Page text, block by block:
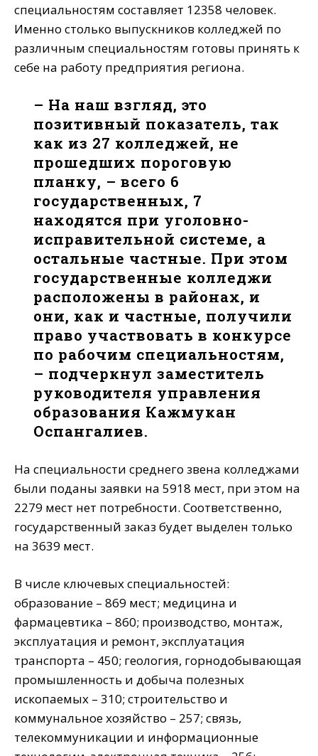
специальностям составляет 12358 человек.
Именно столько выпускников колледжей по
различным специальностям готовы принять к
себе на работу предприятия региона.
– На наш взгляд, это
позитивный показатель, так
как из 27 колледжей, не
прошедших пороговую
планку, – всего 6
государственных, 7
находятся при уголовно-
исправительной системе, а
остальные частные. При этом
государственные колледжи
расположены в районах, и
они, как и частные, получили
право участвовать в конкурсе
по рабочим специальностям,
– подчеркнул заместитель
руководителя управления
образования Кажмукан
Оспангалиев.
На специальности среднего звена колледжами
были поданы заявки на 5918 мест, при этом на
2279 мест нет потребности. Соответственно,
государственный заказ будет выделен только
на 3639 мест.
В числе ключевых специальностей:
образование – 869 мест; медицина и
фармацевтика – 860; производство, монтаж,
эксплуатация и ремонт, эксплуатация
транспорта – 450; геология, горнодобывающая
промышленность и добыча полезных
ископаемых – 310; строительство и
коммунальное хозяйство – 257; связь,
телекоммуникации и информационные